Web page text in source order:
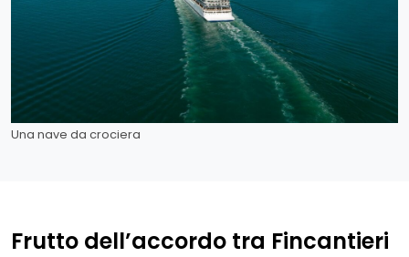
Una nave da crociera
Frutto dell’accordo tra Fincantieri